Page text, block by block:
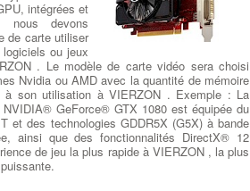
intégrées et
nous devons
de carte utiliser
ou jeux
. Le modèle de carte vidéo sera choisi
Nvidia ou AMD avec la quantité de mémoire
à son utilisation à VIERZON . Exemple : La
NVIDIA® GeForce® GTX 1080 est équipée du
et des technologies GDDR5X (G5X) à bande
ainsi que des fonctionnalités DirectX® 12
de jeu la plus rapide à VIERZON , la plus